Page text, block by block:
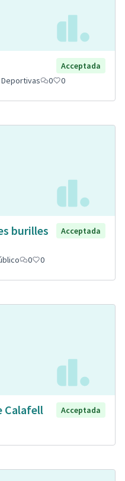
Acceptada
0 0
burilles
Acceptada
0 0
Calafell
Acceptada